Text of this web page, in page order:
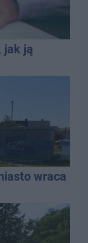
jak ją
wraca